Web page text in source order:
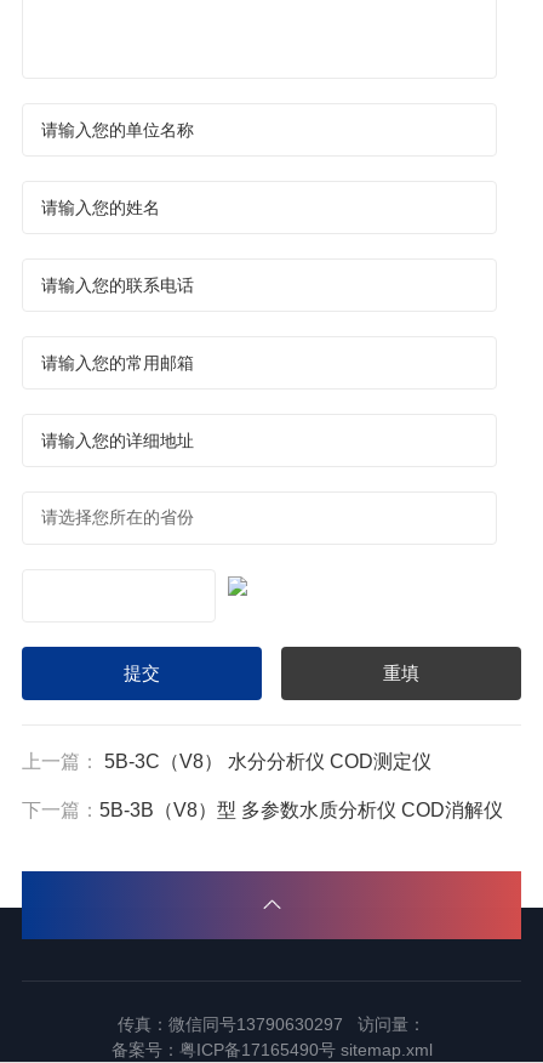
上一篇： 5B-3C（V8） 水分分析仪 COD测定仪
下一篇： 5B-3B（V8）型 多参数水质分析仪 COD消解仪
传真：微信同号13790630297 访问量：
备案号： 粤ICP备17165490号 sitemap.xml